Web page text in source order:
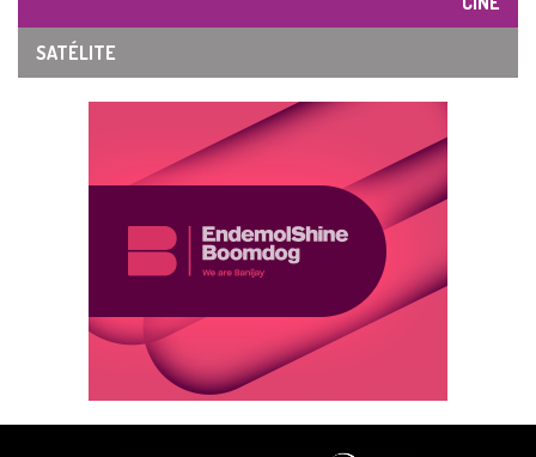
SATÉLITE